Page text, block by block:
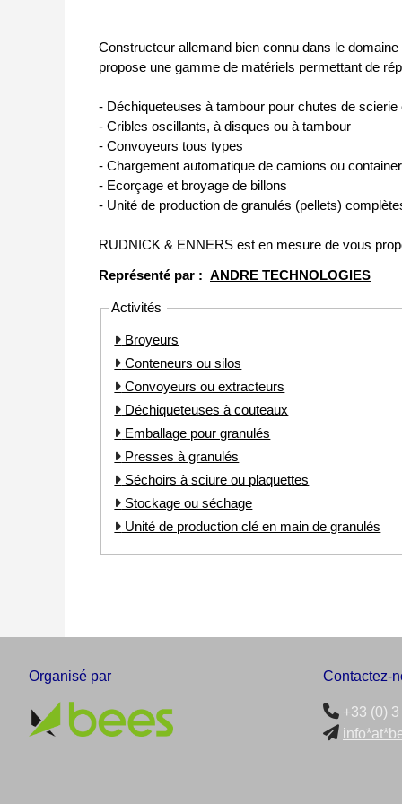
Constructeur allemand bien connu dans le
propose une gamme de matériels permettant de
- Déchiqueteuses à tambour pour chutes de
- Cribles oscillants, à disques ou à tambour
- Convoyeurs tous types
- Chargement automatique de camions ou
- Ecorçage et broyage de billons
- Unité de production de granulés (pellets)
RUDNICK & ENNERS est en mesure de vous
Représenté par : ANDRE TECHNOLOGIES
Activités
Broyeurs
Conteneurs ou silos
Convoyeurs ou extracteurs
Déchiqueteuses à couteaux
Emballage pour granulés
Presses à granulés
Séchoirs à sciure ou plaquettes
Stockage ou séchage
Unité de production clé en main de granulés
Organisé par Contactez-
+33 (0) 3